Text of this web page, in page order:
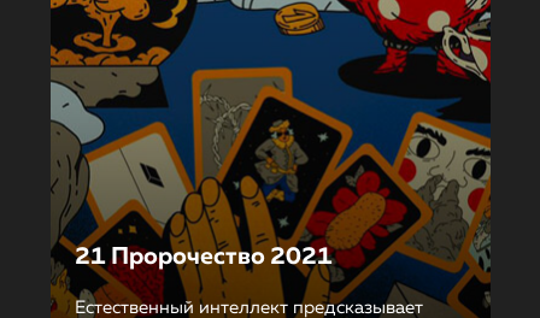
21 Пророчество 2021
Естественный интеллект предсказывает